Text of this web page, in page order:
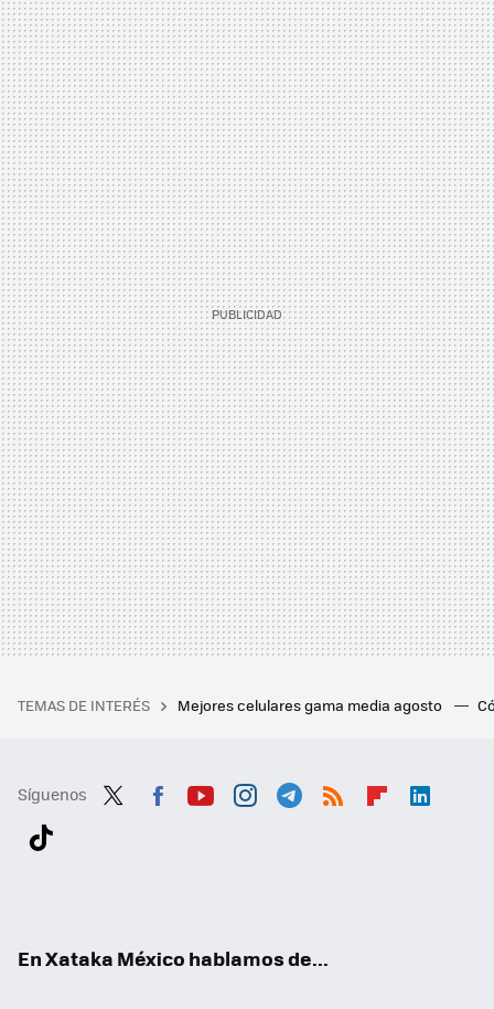
TEMAS DE INTERÉS Mejores celulares gama media agosto
Síguenos
En Xataka México hablamos de...